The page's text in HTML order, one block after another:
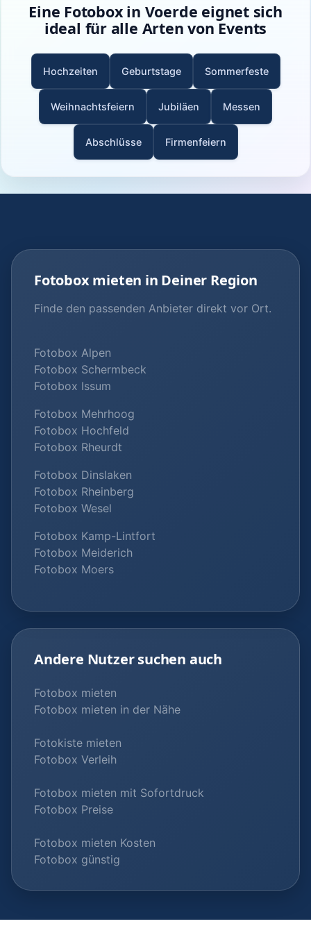
Eine Fotobox in Voerde eignet sich
ideal für alle Arten von Events
Hochzeiten Geburtstage Sommerfeste
Weihnachtsfeiern Jubiläen Messen
Abschlüsse Firmenfeiern
Fotobox mieten in Deiner Region
Finde den passenden Anbieter direkt vor Ort.
Fotobox Alpen
Fotobox Schermbeck
Fotobox Issum
Fotobox Mehrhoog
Fotobox Hochfeld
Fotobox Rheurdt
Fotobox Dinslaken
Fotobox Rheinberg
Fotobox Wesel
Fotobox Kamp-Lintfort
Fotobox Meiderich
Fotobox Moers
Andere Nutzer suchen auch
Fotobox mieten
Fotobox mieten in der Nähe
Fotokiste mieten
Fotobox Verleih
Fotobox mieten mit Sofortdruck
Fotobox Preise
Fotobox mieten Kosten
Fotobox günstig